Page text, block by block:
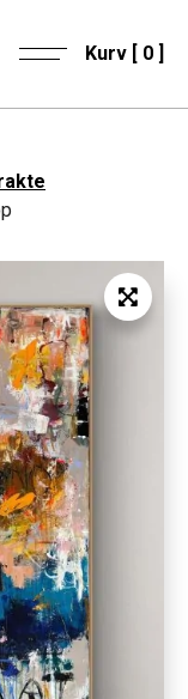
Kurv [ 0]